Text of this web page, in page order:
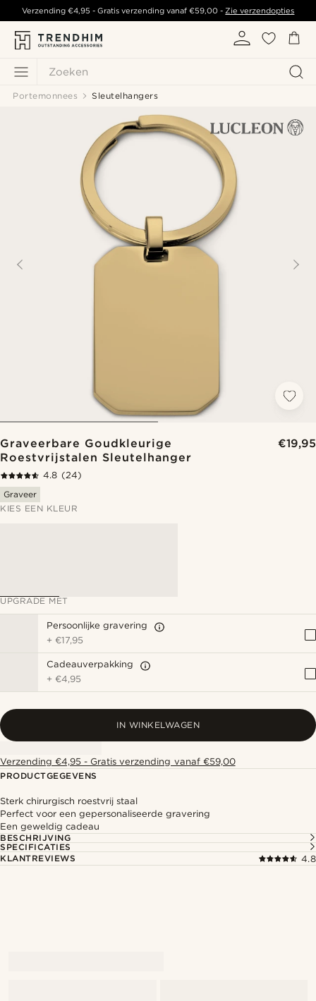
Zoeken
Verzending €4,95 - Gratis verzending vanaf€59,00 -Zie verzendopties
Portemonnees Sleutelhangers
Graveerbare Goudkleurige
Roestvrijstalen Sleutelhanger
€19,95
4.8 (24)
Graveer
KIES EEN KLEUR
UPGRADE MET
Persoonlijke gravering
+€17,95
Cadeauverpakking
+€4,95
IN WINKELWAGEN
Verzending €4,95 - Gratis verzending vanaf €59,00
PRODUCTGEGEVENS
Sterk chirurgisch roestvrij staal
Perfect voor een gepersonaliseerde gravering
Een geweldig cadeau
BESCHRIJVING
SPECIFICATIES
KLANTREVIEWS
4.8